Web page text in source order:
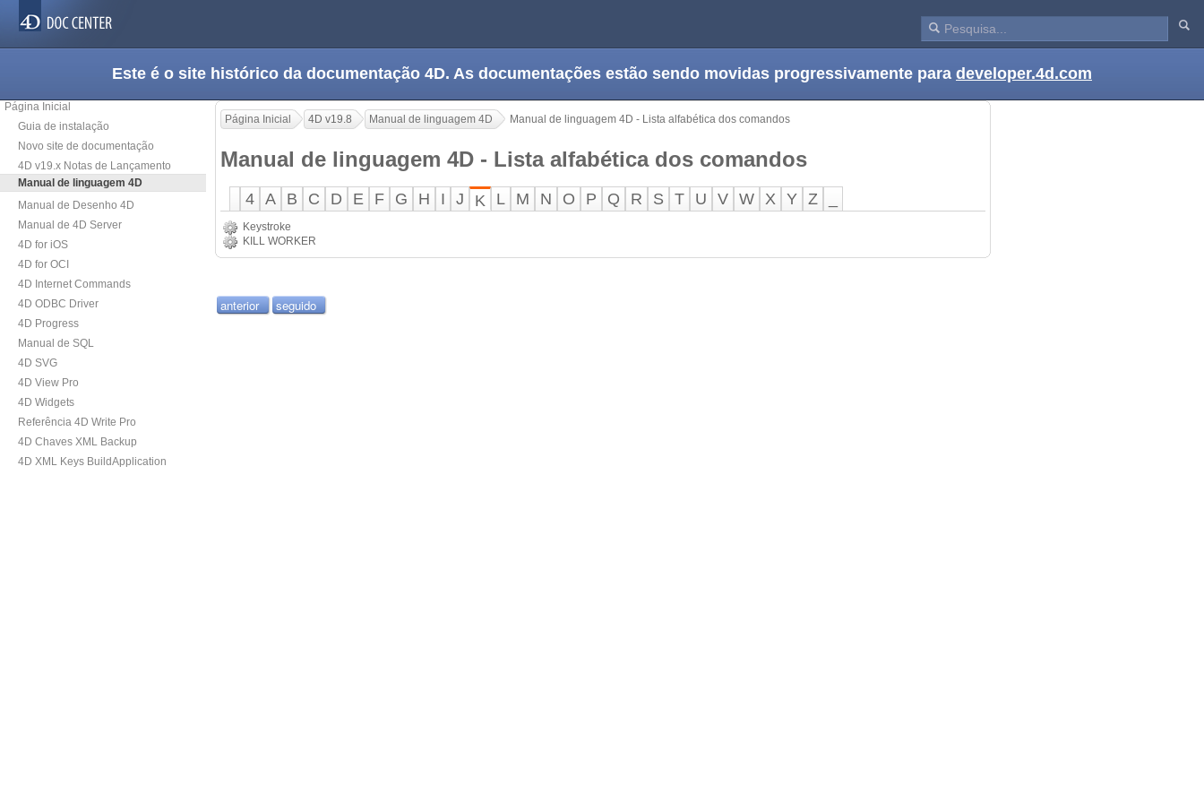
Este é o site histórico da documentação 4D. As documentações estão sendo movidas progressivamente para developer.4d.com
Página Inicial
Guia de instalação
Novo site de documentação
4D v19.x Notas de Lançamento
Manual de linguagem 4D
Manual de Desenho 4D
Manual de 4D Server
4D for iOS
4D for OCI
4D Internet Commands
4D ODBC Driver
4D Progress
Manual de SQL
4D SVG
4D View Pro
4D Widgets
Referência 4D Write Pro
4D Chaves XML Backup
4D XML Keys BuildApplication
Página Inicial 4D v19.8 Manual de linguagem 4D Manual de linguagem 4D - Lista alfabética dos comandos
Manual de linguagem 4D - Lista alfabética dos comandos
4 A B C D E F G H I J K L M N O P Q R S T U V W X Y Z
Keystroke
KILL WORKER
anterior seguido